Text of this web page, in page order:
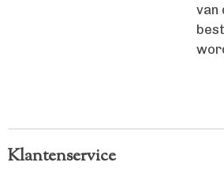
van
Klantenservice